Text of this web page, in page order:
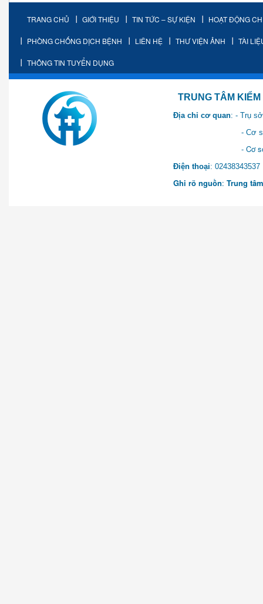
TRANG CHỦ GIỚI THIỆU TIN TỨC – SỰ KIỆN HOẠT ĐỘNG
PHÒNG CHỐNG DỊCH BỆNH LIÊN HỆ THƯ VIỆN ẢNH TÀI
THÔNG TIN TUYỂN DỤNG
TRUNG TÂM KIỂM SOÁT
Địa chỉ cơ quan: - Trụ
- Cơ sở 2: Khu Hành
- Cơ sở 3: Số 1 Ngõ 2
Điện thoại:
Ghi rõ nguồn: Trung